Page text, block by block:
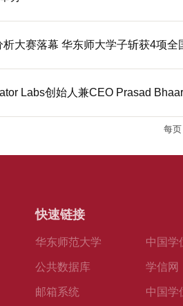
大赛落幕 华东师大学子斩获4项全
Labs创始人兼CEO Prasad
每页
快速链接
华东师范大学 中国学
公共数据库 学信网
邮箱系统
中国学